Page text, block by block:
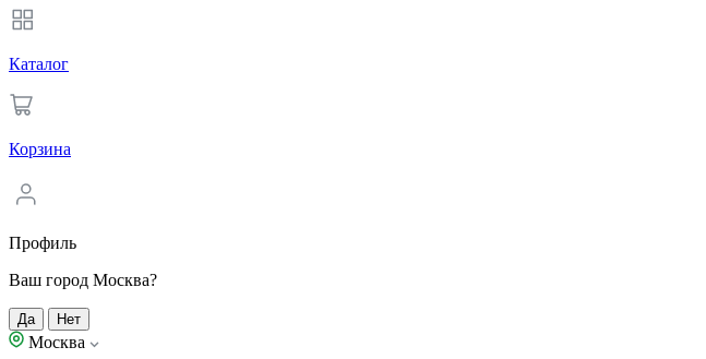
Каталог
Корзина
Профиль
Ваш город Москва?
Да Нет
Москва